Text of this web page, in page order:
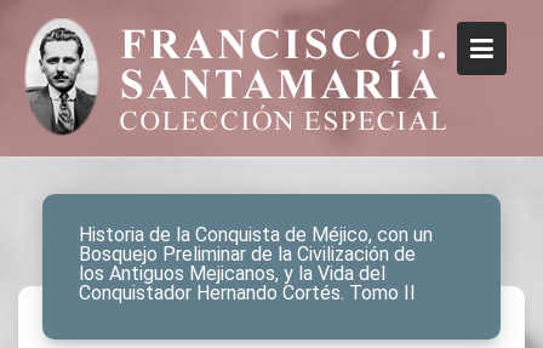
Historia de la Conquista de Méjico, con un
Bosquejo Preliminar de la Civilización de
los Antiguos Mejicanos, y la Vida del
Conquistador Hernando Cortés. Tomo II